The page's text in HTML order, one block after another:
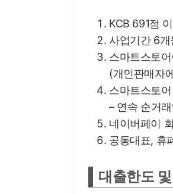
KCB 691점
사업기간 6개
스마트스토
(개인판매자
스마트스토
– 연속 순거
네이버페이
공동대표, 휴
대출한도 및